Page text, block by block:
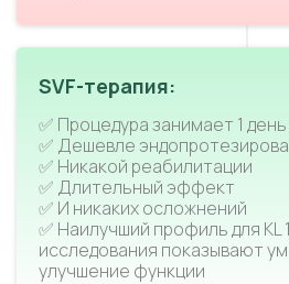
SVF-терапия:
✅ Процедура занимает 1 день
✅ Дешевле
✅ Никакой реабилитации
✅ Длительный эффект
✅ И никаких осложнений
✅ Наилучший профиль для KL
исследования показывают
улучшение функции